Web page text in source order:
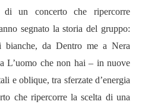
di un concerto che ripercorre
segnato la storia del gruppo:
da Dentro me a Nera
L’uomo che non hai – in nuove
e oblique, tra sferzate d’energia
che ripercorre la scelta di una